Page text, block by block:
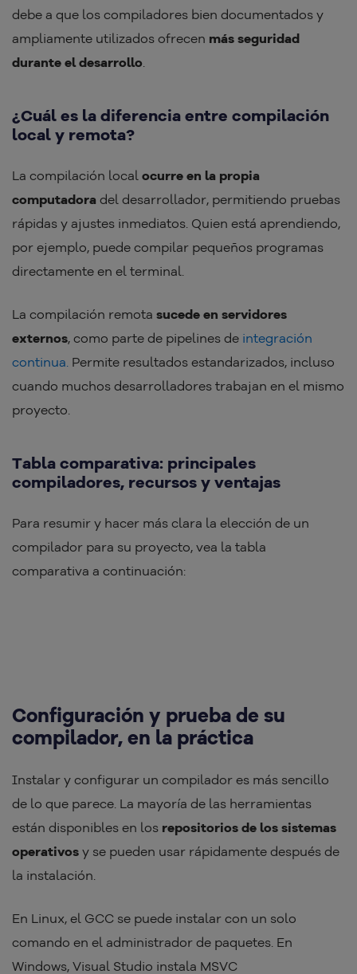
debe a que los compiladores bien documentados y
ampliamente utilizados ofrecen más seguridad
durante el desarrollo.
¿Cuál es la diferencia entre compilación
local y remota?
La compilación local ocurre en la propia
computadora del desarrollador, permitiendo pruebas
rápidas y ajustes inmediatos. Quien está aprendiendo,
por ejemplo, puede compilar pequeños programas
directamente en el terminal.
La compilación remota sucede en servidores
externos, como parte de pipelines de integración
continua. Permite resultados estandarizados, incluso
cuando muchos desarrolladores trabajan en el mismo
proyecto.
Tabla comparativa: principales
compiladores, recursos y ventajas
Para resumir y hacer más clara la elección de un
compilador para su proyecto, vea la tabla
comparativa a continuación:
Configuración y prueba de su
compilador, en la práctica
Instalar y configurar un compilador es más sencillo
de lo que parece. La mayoría de las herramientas
están disponibles en los repositorios de los sistemas
operativos y se pueden usar rápidamente después de
la instalación.
En Linux, el GCC se puede instalar con un solo
comando en el administrador de paquetes. En
Windows, Visual Studio instala MSVC